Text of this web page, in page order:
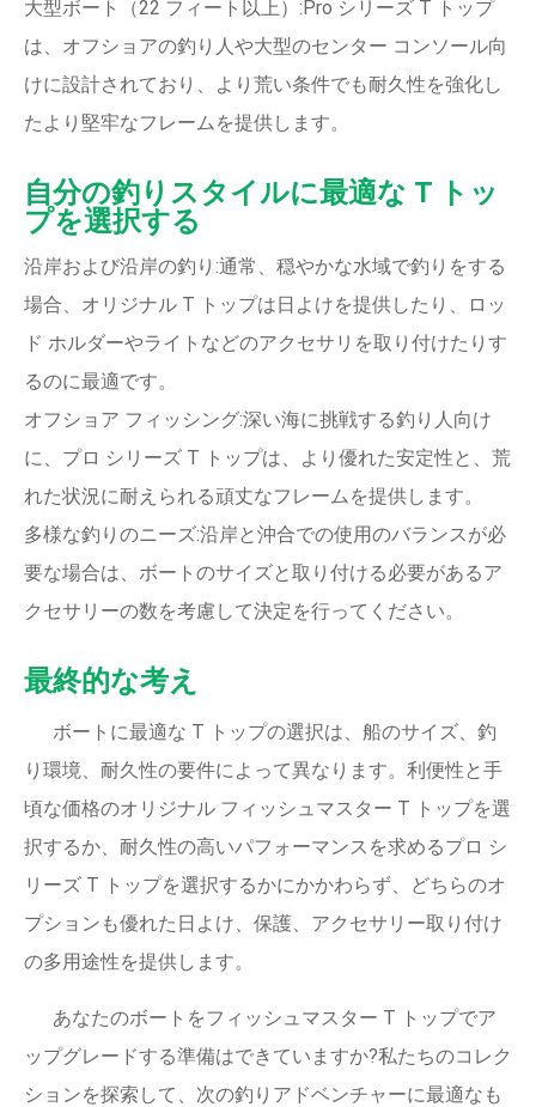
大型ボート（22 フィート以上）:Pro シリーズ T トップ
は、オフショアの釣り人や大型のセンター コンソール向
けに設計されており、より荒い条件でも耐久性を強化し
たより堅牢なフレームを提供します。
自分の釣りスタイルに最適な T トッ
プを選択する
沿岸および沿岸の釣り:通常、穏やかな水域で釣りをする
場合、オリジナル T トップは日よけを提供したり、ロッ
ド ホルダーやライトなどのアクセサリを取り付けたりす
るのに最適です。
オフショア フィッシング:深い海に挑戦する釣り人向け
に、プロ シリーズ T トップは、より優れた安定性と、荒
れた状況に耐えられる頑丈なフレームを提供します。
多様な釣りのニーズ:沿岸と沖合での使用のバランスが必
要な場合は、ボートのサイズと取り付ける必要があるア
クセサリーの数を考慮して決定を行ってください。
最終的な考え
ボートに最適な T トップの選択は、船のサイズ、釣
り環境、耐久性の要件によって異なります。利便性と手
頃な価格のオリジナル フィッシュマスター T トップを選
択するか、耐久性の高いパフォーマンスを求めるプロ シ
リーズ T トップを選択するかにかかわらず、どちらのオ
プションも優れた日よけ、保護、アクセサリー取り付け
の多用途性を提供します。
あなたのボートをフィッシュマスター T トップでア
ップグレードする準備はできていますか?私たちのコレク
ションを探索して、次の釣りアドベンチャーに最適なも